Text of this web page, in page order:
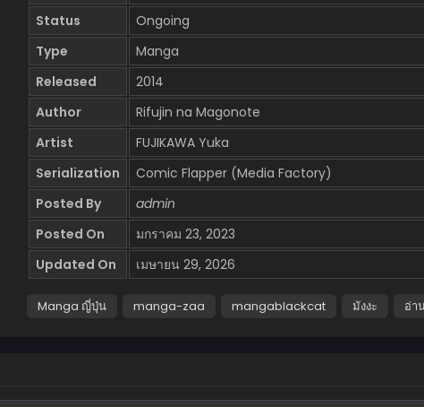
Status
Ongoing
Type
Manga
Released
2014
Author
Rifujin na Magonote
Artist
FUJIKAWA Yuka
Serialization
Comic Flapper (Media Factory)
Posted By
admin
Posted On
มกราคม 23, 2023
Updated On
เมษายน 29, 2026
Manga ญี่ปุ่น manga-zaa mangablackcat มังงะ อ่า